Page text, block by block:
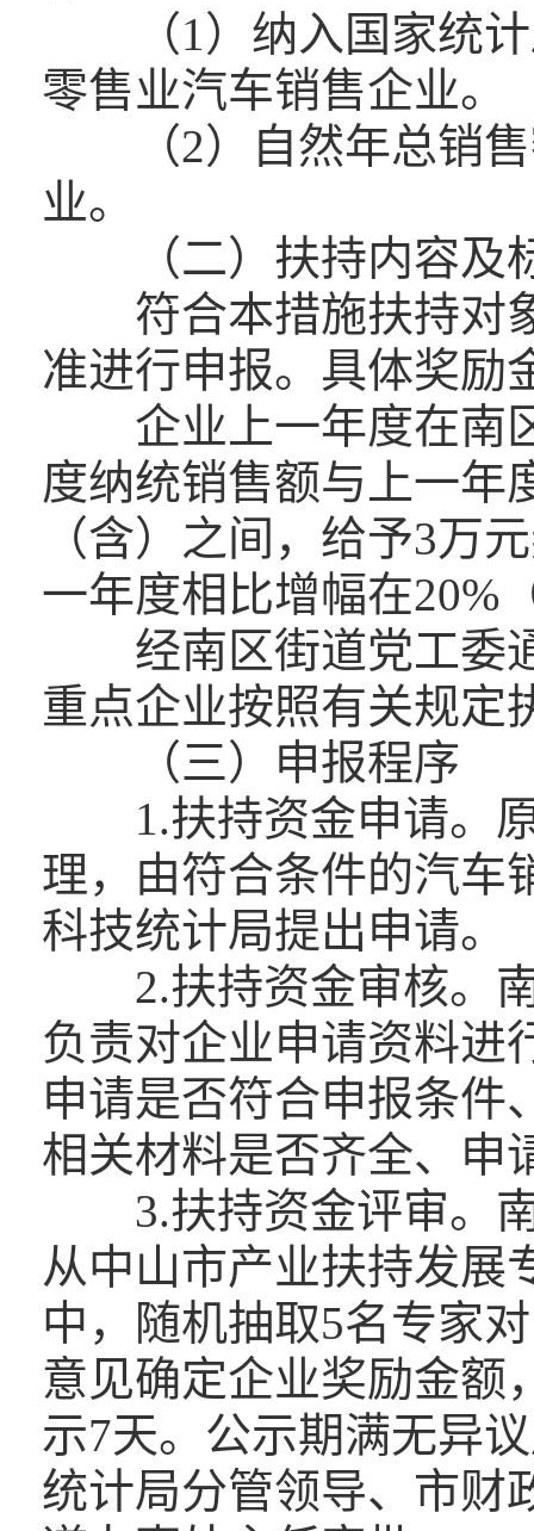
（1）纳入国家统计
零售业汽车销售企业。
（2）自然年总销售
业。
（二）扶持内容及
符合本措施扶持对象
准进行申报。具体奖励
企业上一年度在南区
度纳统销售额与上一年
（含）之间，给予3万
一年度相比增幅在20%
经南区街道党工委通
重点企业按照有关规定
（三）申报程序
1.扶持资金申请。原
理，由符合条件的汽车
科技统计局提出申请。
2.扶持资金审核。南
负责对企业申请资料进
申请是否符合申报条件
相关材料是否齐全、申
3.扶持资金评审。南
从中山市产业扶持发展
中，随机抽取5名专家
意见确定企业奖励金额
示7天。公示期满无异
统计局分管领导、市财